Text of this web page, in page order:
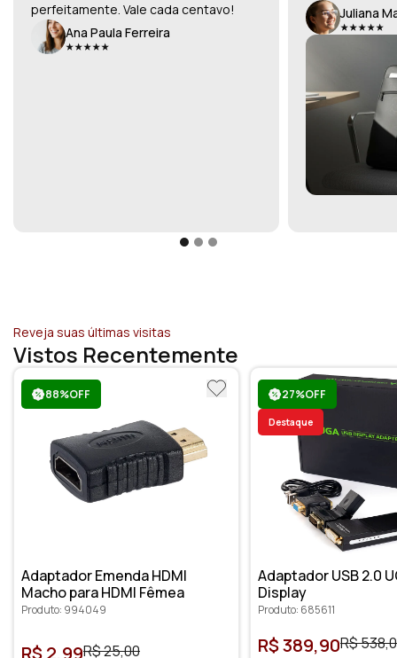
perfeitamente. Vale cada centavo!
Ana Paula Ferreira
Juliana
Reveja suas últimas visitas
Vistos Recentemente
88%OFF
Adaptador Emenda HDMI
Macho para HDMI Fêmea
Produto: 994049
R$ 25,00
27%OFF
Destaque
Adaptador USB 2.0
Display
Produto: 685611
R$ 389,90R$